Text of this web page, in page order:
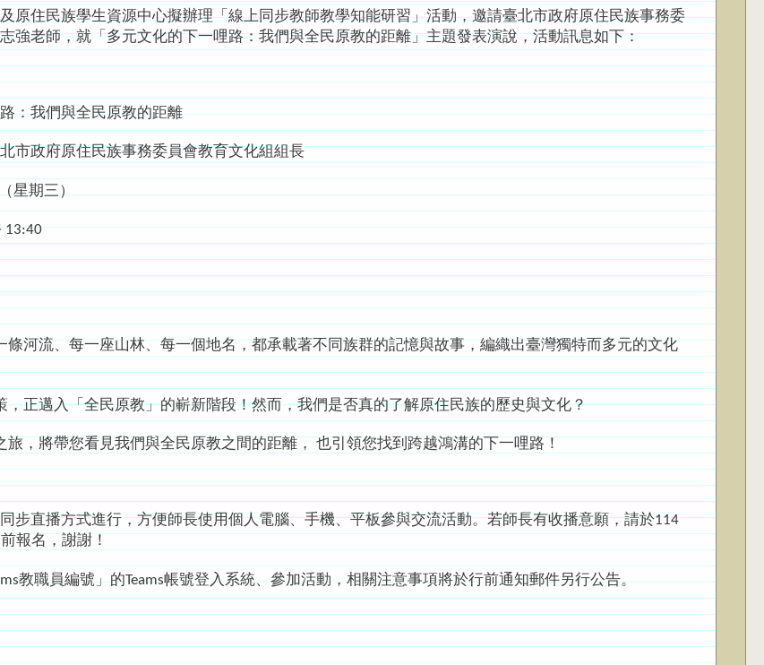
民族學生資源中心擬辦理「線上同步教師教學知能研習」活動，邀請臺北市政府原住民族事務委
強老師，就「多元文化的下一哩路：我們與全民原教的距離」主題發表演說，活動訊息如下：
：我們與全民原教的距離
市政府原住民族事務委員會教育文化組組長
星期三）
13:40
條河流、每一座山林、每一個地名，都承載著不同族群的記憶與故事，編織出臺灣獨特而多元的文化
，正邁入「全民原教」的嶄新階段！然而，我們是否真的了解原住民族的歷史與文化？
旅，將帶您看見我們與全民原教之間的距離， 也引領您找到跨越鴻溝的下一哩路！
直播方式進行，方便師長使用個人電腦、手機、平板參與交流活動。若師長有收播意願，請於114
報名，謝謝！
職員編號」的Teams帳號登入系統、參加活動，相關注意事項將於行前通知郵件另行公告。